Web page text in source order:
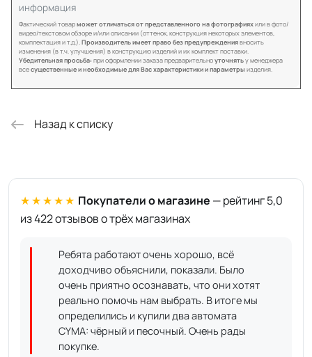
информация
Фактический товарможет отличаться от представленного на фотографияхили в фото/
видео/текстовом обзоре и/или описании (оттенок, конструкция некоторых элементов,
комплектация и т.д.).Производитель имеет право без предупреждениявносить
изменения (в т.ч. улучшения) в конструкцию изделий и их комплект поставки.
Убедительная просьба: при оформлении заказа предварительноуточнятьу менеджера
всесущественные и необходимые для Вас характеристики и параметры изделия.
Назад к списку
★★★★★ Покупатели о магазине — рейтинг 5,0
из 422 отзывов о трёх магазинах
Ребята работают очень хорошо, всё
доходчиво объяснили, показали. Было
очень приятно осознавать, что они хотят
реально помочь нам выбрать. В итоге мы
определились и купили два автомата
CYMA: чёрный и песочный. Очень рады
покупке.